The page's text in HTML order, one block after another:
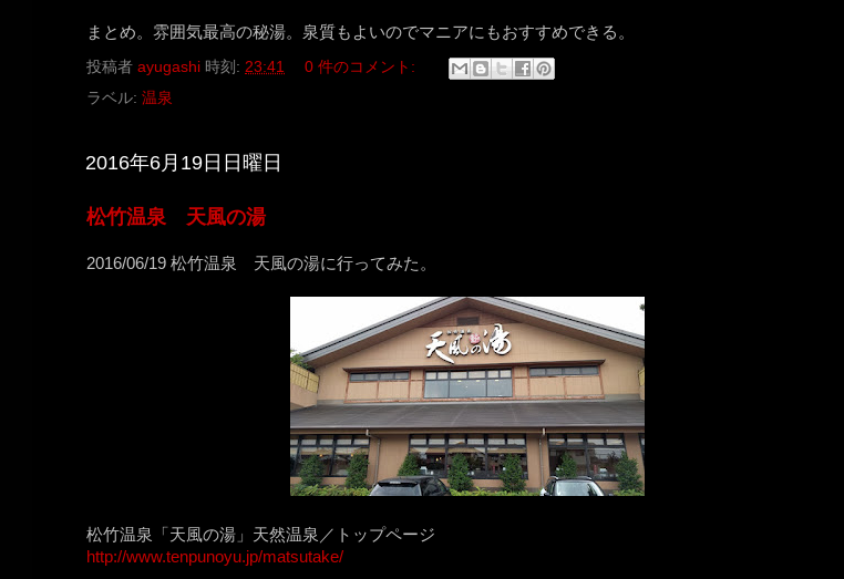
まとめ。雰囲気最高の秘湯。泉質もよいのでマニアにもおすすめできる。
投稿者 ayugashi 時刻: 23:41
0 件のコメント:
ラベル: 温泉
2016年6月19日日曜日
松竹温泉 天風の湯
2016/06/19 松竹温泉 天風の湯に行ってみた。
松竹温泉「天風の湯」天然温泉／トップページ
http://www.tenpunoyu.jp/matsutake/